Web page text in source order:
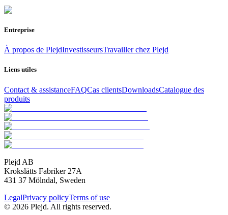
Entreprise
À propos de PlejdInvestisseursTravailler chez Plejd
Liens utiles
Contact & assistanceFAQCas clientsDownloadsCatalogue des
produits
Plejd AB
Krokslätts Fabriker 27A
431 37 Mölndal, Sweden
LegalPrivacy policyTerms of use
© 2026 Plejd. All rights reserved.